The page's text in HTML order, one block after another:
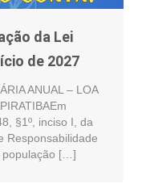
da Lei
de 2027
ANUAL – LOA
§1º, inciso I, da
Responsabilidade
população […]